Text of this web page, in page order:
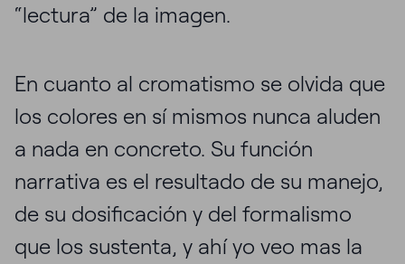
“lectura” de la imagen.
En cuanto al cromatismo se olvida que
los colores en sí mismos nunca aluden
a nada en concreto. Su función
narrativa es el resultado de su manejo,
de su dosificación y del formalismo
que los sustenta, y ahí yo veo mas la